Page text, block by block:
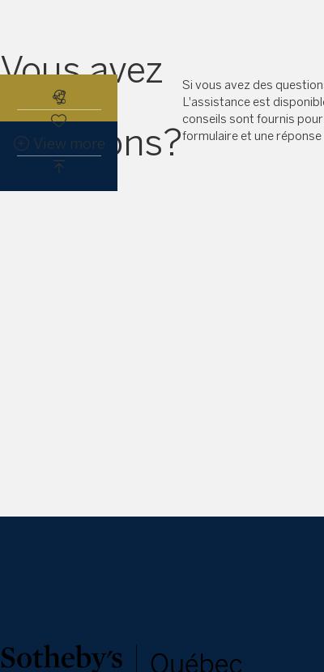
Vous avez
des
questions?
Si vous avez des
L'assistance est
conseils sont fournis
formulaire et une
Abonnez-vous à l'alerte immobilière
View more